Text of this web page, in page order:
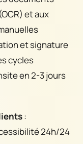
et aux
et signature
cycles
en 2-3 jours
:
24h/24